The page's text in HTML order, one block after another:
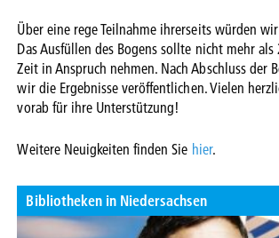
Über eine rege Teilnahme ihrerseits würden
Das Ausfüllen des Bogens sollte nicht mehr
Zeit in Anspruch nehmen. Nach Abschluss der
wir die Ergebnisse veröffentlichen. Vielen
vorab für ihre Unterstützung!
Weitere Neuigkeiten finden Sie hier.
Bibliotheken in Niedersachsen